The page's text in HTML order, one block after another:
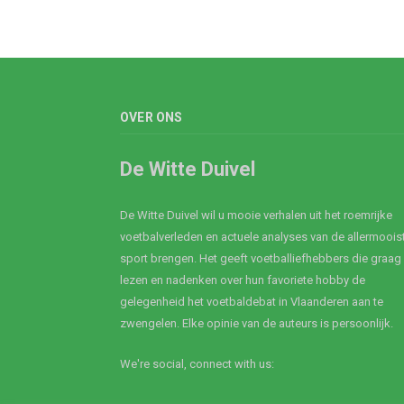
OVER ONS
De Witte Duivel
De Witte Duivel wil u mooie verhalen uit het roemrijke
voetbalverleden en actuele analyses van de
sport brengen. Het geeft voetballiefhebbers die graag
lezen en nadenken over hun favoriete hobby de
gelegenheid het voetbaldebat in Vlaanderen aan te
zwengelen. Elke opinie van de auteurs is persoonlijk.
We're social, connect with us: